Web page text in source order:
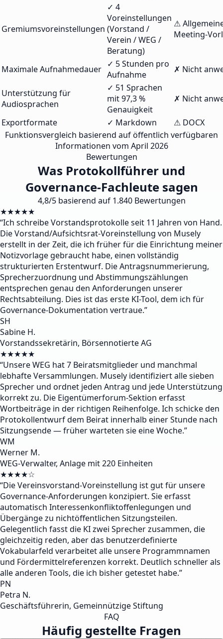
Gremiumsvoreinstellungen
✓ 4
Voreinstellungen
(Vorstand /
Verein / WEG /
Beratung)
⚠
Meeting-
Maximale Aufnahmedauer ✓ 5 Stunden pro
Aufnahme
✗ Nicht
Unterstützung für
Audiosprachen
✓ 51 Sprachen
mit 97,3 %
Genauigkeit
✗ Nicht
Exportformate ✓ Markdown
⚠ DOCX
Funktionsvergleich basierend auf öffentlich verfügbaren
Informationen vom April 2026
Bewertungen
Was Protokollführer und
Governance-Fachleute sagen
4,8/5 basierend auf 1.840 Bewertungen
★★★★★
“Ich schreibe Vorstandsprotokolle seit 11 Jahren von Hand.
Die Vorstand/Aufsichtsrat-Voreinstellung von Musely
erstellt in der Zeit, die ich früher für die Einrichtung meiner
Notizvorlage gebraucht habe, einen vollständig
strukturierten Erstentwurf. Die Antragsnummerierung,
Sprecherzuordnung und Abstimmungszählungen
entsprechen genau den Anforderungen unserer
Rechtsabteilung. Dies ist das erste KI-Tool, dem ich für
Governance-Dokumentation vertraue.”
SH
Sabine H.
Vorstandssekretärin, Börsennotierte AG
★★★★★
“Unsere WEG hat 7 Beiratsmitglieder und manchmal
lebhafte Versammlungen. Musely identifiziert alle sieben
Sprecher und ordnet jeden Antrag und jede Unterstützung
korrekt zu. Die Eigentümerforum-Sektion erfasst
Wortbeiträge in der richtigen Reihenfolge. Ich schicke den
Protokollentwurf dem Beirat innerhalb einer Stunde nach
Sitzungsende — früher warteten sie eine Woche.”
WM
Werner M.
WEG-Verwalter, Anlage mit 220 Einheiten
★★★★☆
“Die Vereinsvorstand-Voreinstellung ist gut für unsere
Governance-Anforderungen konzipiert. Sie erfasst
automatisch Interessenkonfliktoffenlegungen und
Übergänge zu nichtöffentlichen Sitzungsteilen.
Gelegentlich fasst die KI zwei Sprecher zusammen, die
gleichzeitig reden, aber das benutzerdefinierte
Vokabularfeld verarbeitet alle unsere Programmnamen
und Fördermittelreferenzen korrekt. Deutlich schneller als
alle anderen Tools, die ich bisher getestet habe.”
PN
Petra N.
Geschäftsführerin, Gemeinnützige Stiftung
FAQ
Häufig gestellte Fragen